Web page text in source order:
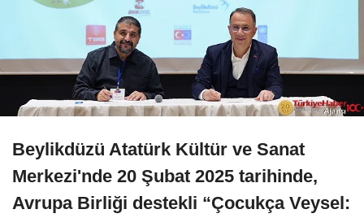
Beylikdüzü Atatürk Kültür ve Sanat
Merkezi'nde 20 Şubat 2025 tarihinde,
Avrupa Birliği destekli “Çocukça Veysel: